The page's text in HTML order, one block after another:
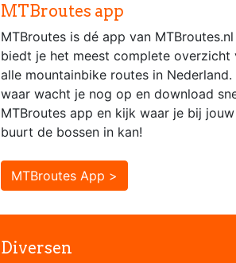
MTBroutes app
MTBroutes is dé app van
biedt je het meest complete overzicht
alle mountainbike routes in Nederland.
waar wacht je nog op en download
MTBroutes app en kijk waar je bij
buurt de bossen in kan!
MTBroutes App >
Diversen